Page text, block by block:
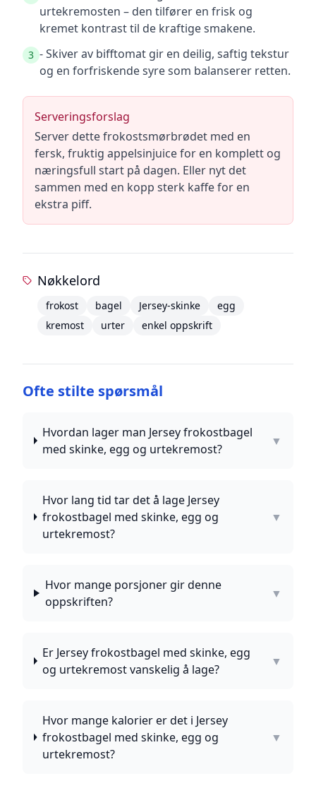
urtekremosten – den tilfører en frisk og
kremet kontrast til de kraftige smakene.
3 - Skiver av bifftomat gir en deilig, saftig tekstur
og en forfriskende syre som balanserer retten.
Serveringsforslag
Server dette frokostsmørbrødet med en
fersk, fruktig appelsinjuice for en komplett og
næringsfull start på dagen. Eller nyt det
sammen med en kopp sterk kaffe for en
ekstra piff.
Nøkkelord
frokost bagel Jersey-skinke
egg
kremost
urter enkel oppskrift
Ofte stilte spørsmål
Hvordan lager man Jersey frokostbagel
med skinke, egg og urtekremost?
▼
Hvor lang tid tar det å lage Jersey
frokostbagel med skinke, egg og
urtekremost?
▼
Hvor mange porsjoner gir denne
oppskriften?
▼
Er Jersey frokostbagel med skinke, egg
og urtekremost vanskelig å lage?
▼
Hvor mange kalorier er det i Jersey
frokostbagel med skinke, egg og
urtekremost?
▼